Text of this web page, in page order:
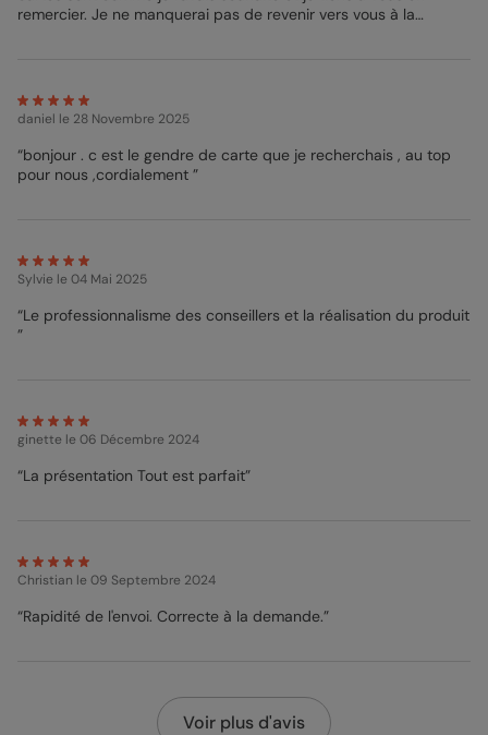
Mathilde - Pop designer
remercier. Je ne manquerai pas de revenir vers vous à la
daniel le 28 Novembre 2025
“bonjour . c est le gendre de carte que je recherchais , au top
pour nous ,cordialement ”
Sylvie le 04 Mai 2025
“Le professionnalisme des conseillers et la réalisation du produit
”
ginette le 06 Décembre 2024
“La présentation Tout est parfait”
Christian le 09 Septembre 2024
“Rapidité de l'envoi. Correcte à la demande.”
Voir plus d'avis